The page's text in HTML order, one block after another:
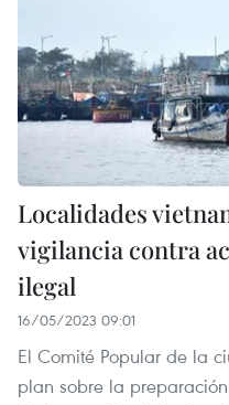
Localidades
vigilancia contra
ilegal
16/05/2023 09:01
El Comité Popular de la
plan sobre la